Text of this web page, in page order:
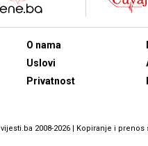
O nama
Uslovi
Privatnost
2008-2026 | Kopiranje i